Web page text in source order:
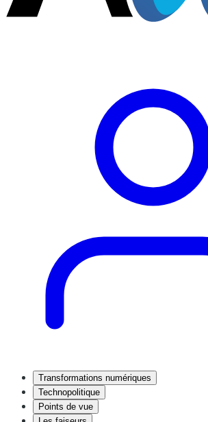
Transformations numériques
Technopolitique
Points de vue